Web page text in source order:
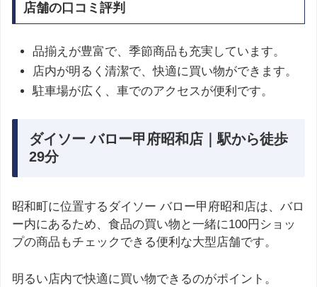
店舗の口コミ評判
品揃えが豊富で、季節商品も充実しています。
店内が明るく清潔で、快適に買い物ができます。
駐車場が広く、車でのアクセスが便利です。
ダイソー バロー甲府昭和店｜駅から徒歩
29分
昭和町に位置するダイソー バロー甲府昭和店は、バロ
ー内にあるため、食品の買い物と一緒に100円ショッ
プの商品もチェックできる便利な大型店舗です。
明るい店内で快適に買い物できるのがポイント。